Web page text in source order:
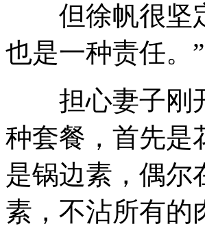
但徐帆很坚定
也是一种责任。”
担心妻子刚开
种套餐，首先是
是锅边素，偶尔
素，不沾所有的